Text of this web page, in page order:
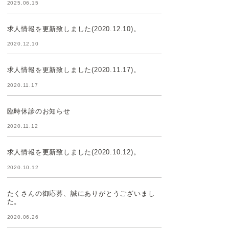
2025.06.15
求人情報を更新致しました(2020.12.10)。
2020.12.10
求人情報を更新致しました(2020.11.17)。
2020.11.17
臨時休診のお知らせ
2020.11.12
求人情報を更新致しました(2020.10.12)。
2020.10.12
たくさんの御応募、誠にありがとうございまし
た。
2020.06.26